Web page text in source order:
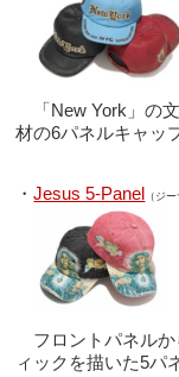
「New York」の
材の6パネルキャッ
・Jesus 5-Panel （ジ
フロントパネルか
ィックを描いた5パ